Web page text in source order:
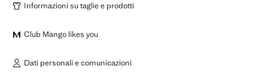
Informazioni su taglie e prodotti
Club Mango likes you
Dati personali e comunicazioni